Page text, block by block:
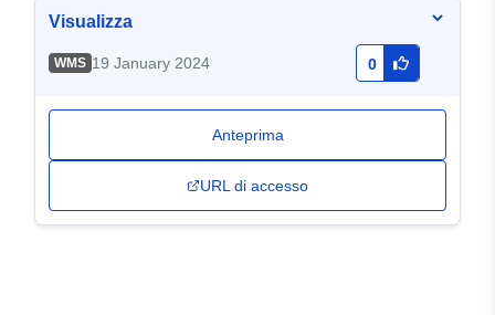
Visualizza
WMS 19 January 2024 0
Anteprima
URL di accesso